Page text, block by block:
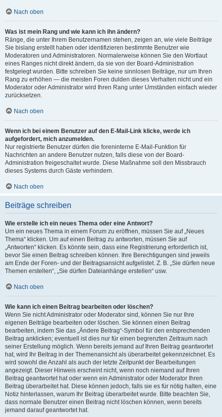
Nach oben
Was ist mein Rang und wie kann ich ihn ändern?
Ränge, die unter Ihrem Benutzernamen stehen, zeigen an, wie viele Beiträge
Sie bislang erstellt haben oder identifizieren bestimmte Benutzer wie
Moderatoren und Administratoren. Normalerweise können Sie den Wortlaut
eines Ranges nicht direkt ändern, da sie von der Board-Administration
festgelegt wurden. Bitte schreiben Sie keine sinnlosen Beiträge, nur um Ihren
Rang zu erhöhen — die meisten Foren dulden dieses Verhalten nicht und ein
Moderator oder Administrator wird Ihren Rang unter Umständen einfach wieder
zurücksetzen.
Nach oben
Wenn ich bei einem Benutzer auf den E-Mail-Link klicke, werde ich
aufgefordert, mich anzumelden.
Nur registrierte Benutzer dürfen die foreninterne E-Mail-Funktion für
Nachrichten an andere Benutzer nutzen, falls diese von der Board-
Administration freigeschaltet wurde. Diese Maßnahme soll den Missbrauch
dieses Systems durch Gäste verhindern.
Nach oben
Beiträge schreiben
Wie erstelle ich ein neues Thema oder eine Antwort?
Um ein neues Thema in einem Forum zu eröffnen, müssen Sie auf „Neues
Thema“ klicken. Um auf einen Beitrag zu antworten, müssen Sie auf
„Antworten“ klicken. Es könnte sein, dass eine Registrierung erforderlich ist,
bevor Sie einen Beitrag schreiben können. Ihre Berechtigungen sind jeweils
am Ende der Foren- und der Beitragsansicht aufgelistet. Z. B. „Sie dürfen neue
Themen erstellen“, „Sie dürfen Dateianhänge erstellen“ usw.
Nach oben
Wie kann ich einen Beitrag bearbeiten oder löschen?
Wenn Sie nicht Administrator oder Moderator sind, können Sie nur Ihre
eigenen Beiträge bearbeiten oder löschen. Sie können einen Beitrag
bearbeiten, indem Sie das „Ändere Beitrag“-Symbol für den entsprechenden
Beitrag anklicken; eventuell ist dies nur für einen begrenzten Zeitraum nach
seiner Erstellung möglich. Wenn bereits jemand auf Ihren Beitrag geantwortet
hat, wird Ihr Beitrag in der Themenansicht als überarbeitet gekennzeichnet. Es
wird sowohl die Anzahl als auch der letzte Zeitpunkt der Bearbeitungen
angezeigt. Dieser Hinweis erscheint nicht, wenn noch niemand auf Ihren
Beitrag geantwortet hat oder wenn ein Administrator oder Moderator Ihren
Beitrag überarbeitet hat. Diese können jedoch, falls sie es für nötig halten, eine
Notiz hinterlassen, warum Ihr Beitrag überarbeitet wurde. Bitte beachten Sie,
dass normale Benutzer einen Beitrag nicht löschen können, wenn bereits
jemand darauf geantwortet hat.